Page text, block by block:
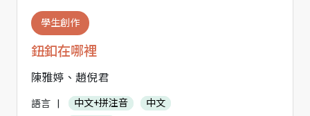
學生創作
鈕釦在哪裡
陳雅婷、趙倪君
語言 中文+拼注音
中文